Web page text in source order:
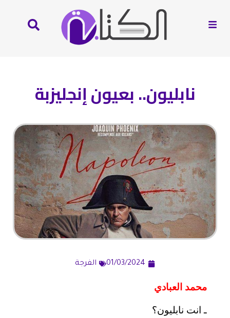
نابليون.. بعيون إنجليزبة
01/03/2024 الفرجة
محمد العبادي
ـ انت نابليون؟